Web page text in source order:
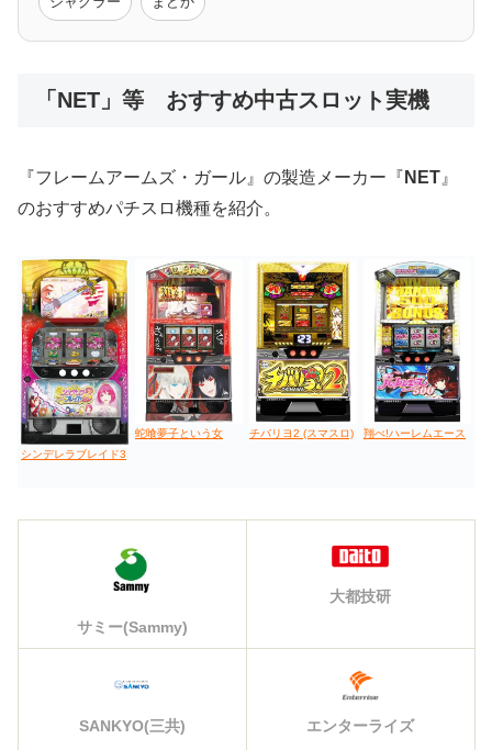
「NET」等 おすすめ中古スロット実機
『フレームアームズ・ガール』の製造メーカー『 NET 』
のおすすめパチスロ機種を紹介。
シンデレラブレイド3
蛇喰夢子という女 チバリヨ2 (スマスロ) 翔べ!ハーレムエース
サミー(Sammy)
大都技研
SANKYO(三共) エンターライズ